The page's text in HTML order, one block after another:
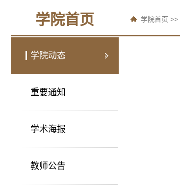
学院首页 学院首页 >>
学院动态
重要通知
学术海报
教师公告